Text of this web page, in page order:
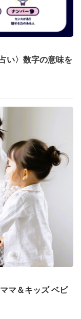
い〉数字の意味を
マ＆キッズ ベビ